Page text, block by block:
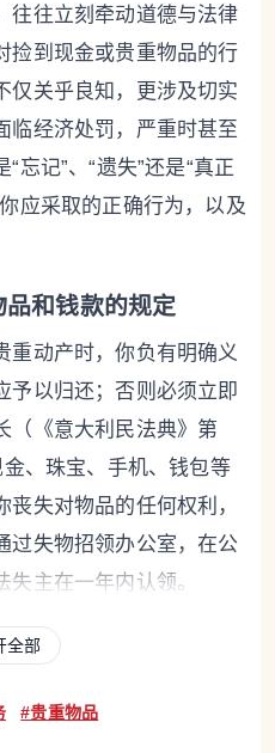
往往立刻牵动道德与法律
捡到现金或贵重物品的行
仅关乎良知，更涉及切实
临经济处罚，严重时甚至
忘记”、“遗失”还是“真正
应采取的正确行为，以及
和钱款的规定
重动产时，你负有明确义
予以归还；否则必须立即
（《意大利民法典》第
、珠宝、手机、钱包等
失对物品的任何权利，
过失物招领办公室，在公
主在一年内认领。
所有权归拾得人所有——
全部
#贵重物品